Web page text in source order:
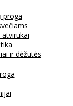
proga
atvirukai
ir dėžutės